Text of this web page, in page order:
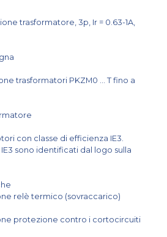
trasformatore, 3p, Ir = 0.63-1A,
trasformatori PKZM0 ... T fino a
con classe di efficienza IE3.
sono identificati dal logo sulla
relè termico (sovraccarico)
protezione contro i cortocircuiti